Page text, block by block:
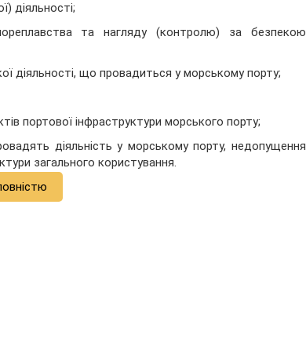
діяльності;
та нагляду (контролю) за безпекою
діяльності, що провадиться у морському порту;
портової інфраструктури морського порту;
діяльність у морському порту, недопущення
загального користування.